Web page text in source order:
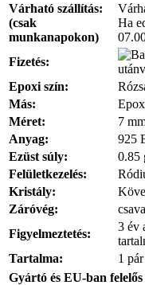
Várható szállítás:
(csak
munkanapokon)
Ha
Fizetés:
Epoxi szín:
Más:
Méret:
7
Anyag:
925
Ezüst súly:
0.85
Felületkezelés:
Kristály:
Záróvég:
Figyelmeztetés:
3 év
Tartalma:
1 pár
Gyártó és EU-ban felelős